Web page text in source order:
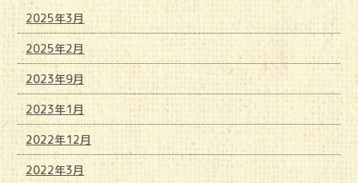
2025年3月
2025年2月
2023年9月
2023年1月
2022年12月
2022年3月